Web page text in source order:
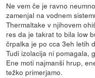
Ne vem če je ravno
zamenjal na vodnem
Thermaltake v njihovem
res da je takrat to bila low
črpalka je po cca 3eh letih
Tudi izolacija ni pomagala,
Ene moti najmanši hrup,
težko primerjamo.